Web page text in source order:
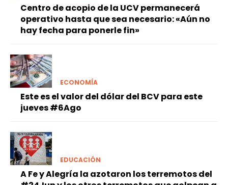
Centro de acopio de la UCV permanecerá
operativo hasta que sea necesario: «Aún no
hay fecha para ponerle fin»
ECONOMÍA
Este es el valor del dólar del BCV para este
jueves #6Ago
EDUCACIÓN
A Fe y Alegría la azotaron los terremotos del